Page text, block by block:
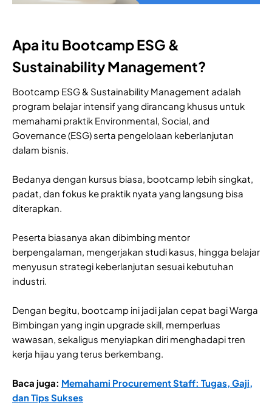
Apa itu Bootcamp ESG &
Sustainability Management?
Bootcamp ESG & Sustainability Management adalah
program belajar intensif yang dirancang khusus untuk
memahami praktik Environmental, Social, and
Governance (ESG) serta pengelolaan keberlanjutan
dalam bisnis.
Bedanya dengan kursus biasa, bootcamp lebih singkat,
padat, dan fokus ke praktik nyata yang langsung bisa
diterapkan.
Peserta biasanya akan dibimbing mentor
berpengalaman, mengerjakan studi kasus, hingga belajar
menyusun strategi keberlanjutan sesuai kebutuhan
industri.
Dengan begitu, bootcamp ini jadi jalan cepat bagi Warga
Bimbingan yang ingin upgrade skill, memperluas
wawasan, sekaligus menyiapkan diri menghadapi tren
kerja hijau yang terus berkembang.
Baca juga: Memahami Procurement Staff: Tugas, Gaji,
dan Tips Sukses